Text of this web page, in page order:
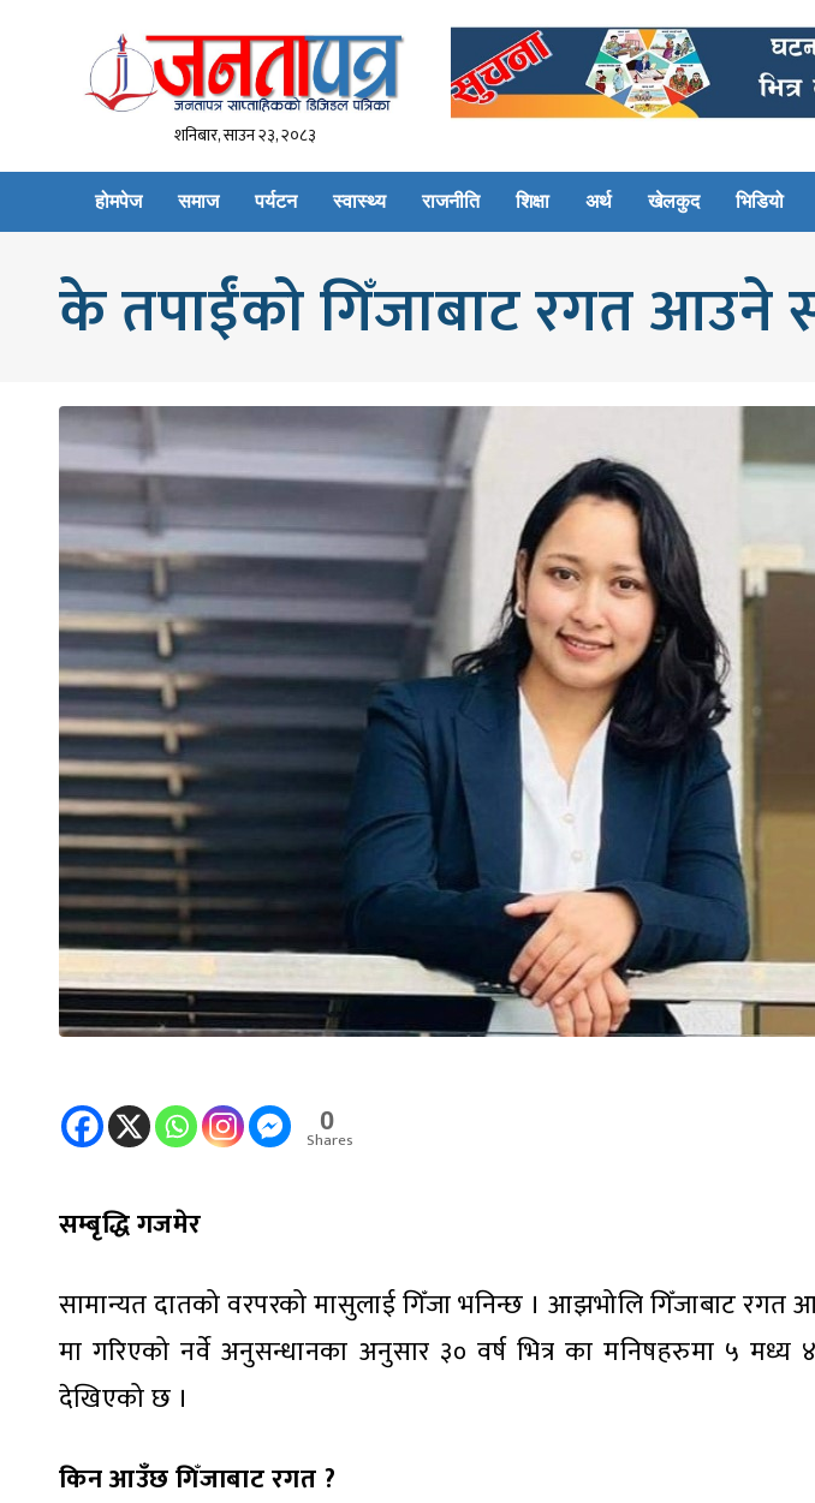
शनिबार, साउन २३, २०८३
होमपेज समाज पर्यटन स्वास्थ्य राजनीति शिक्षा अर्थ खेलकुद भिडियो
के तपाईंको गिँजाबाट रगत आउने
0
Shares
सम्बृद्धि गजमेर
सामान्यत दातको वरपरको मासुलाई गिँजा भनिन्छ । आझभोलि गिँजाबाट
मा गरिएको नर्वे अनुसन्धानका अनुसार ३० वर्ष भित्र का मनिषहरुमा ५
देखिएको छ ।
किन आउँछ गिँजाबाट रगत ?